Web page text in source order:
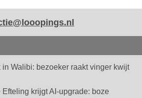
Walibi: bezoeker raakt vinger kwijt
krijgt AI-upgrade: boze